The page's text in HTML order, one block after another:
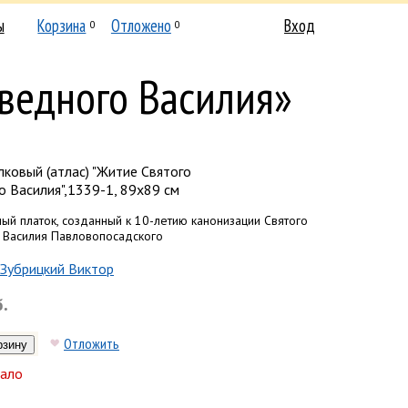
Корзина 0 Отложено 0 Вход
Василия»
(атлас) "Житие Святого
Василия",1339-1, 89х89 см
платок, созданный к 10-летию канонизации Святого
Павловопосадского
Зубрицкий Виктор
Отложить